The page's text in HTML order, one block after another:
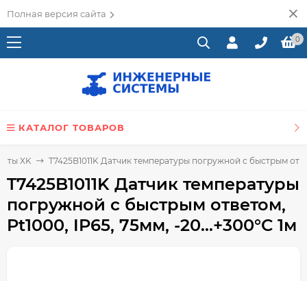
Полная версия сайта
0
КАТАЛОГ ТОВАРОВ
XK T7425B1011K Датчик температуры погружной c быстрым
T7425B1011K Датчик температуры
погружной c быстрым ответом,
Pt1000, IP65, 75мм, -20...+300°С 1м